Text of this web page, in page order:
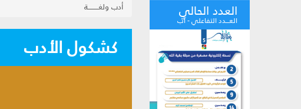
العدد الحالي
العـــدد التفاعلي - آب
أدب ولغـــــــــة
كشكول الأدب